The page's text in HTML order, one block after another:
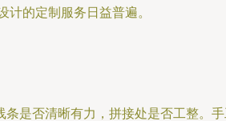
计的定制服务日益普遍。
是否清晰有力，拼接处是否工整。